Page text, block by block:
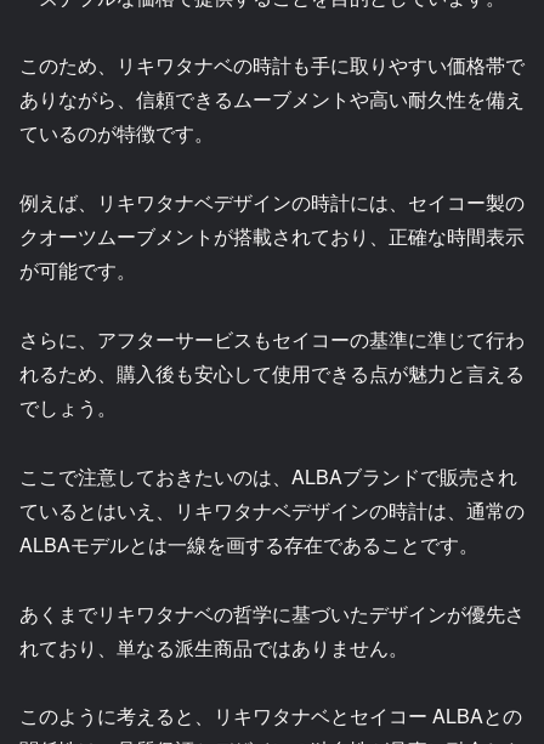
このため、リキワタナベの時計も手に取りやすい価格帯で
ありながら、信頼できるムーブメントや高い耐久性を備え
ているのが特徴です。
例えば、リキワタナベデザインの時計には、セイコー製の
クオーツムーブメントが搭載されており、正確な時間表示
が可能です。
さらに、アフターサービスもセイコーの基準に準じて行わ
れるため、購入後も安心して使用できる点が魅力と言える
でしょう。
ここで注意しておきたいのは、ALBAブランドで販売され
ているとはいえ、リキワタナベデザインの時計は、通常の
ALBAモデルとは一線を画する存在であることです。
あくまでリキワタナベの哲学に基づいたデザインが優先さ
れており、単なる派生商品ではありません。
このように考えると、リキワタナベとセイコー ALBAとの